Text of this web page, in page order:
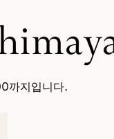
까지입니다.